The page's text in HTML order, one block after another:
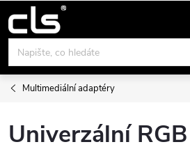
na
obsah
Multimediální adaptéry
Univerzální RGB